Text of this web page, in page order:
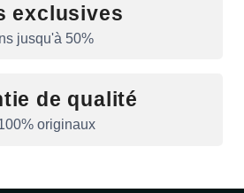
exclusives
jusqu'à 50%
de qualité
originaux